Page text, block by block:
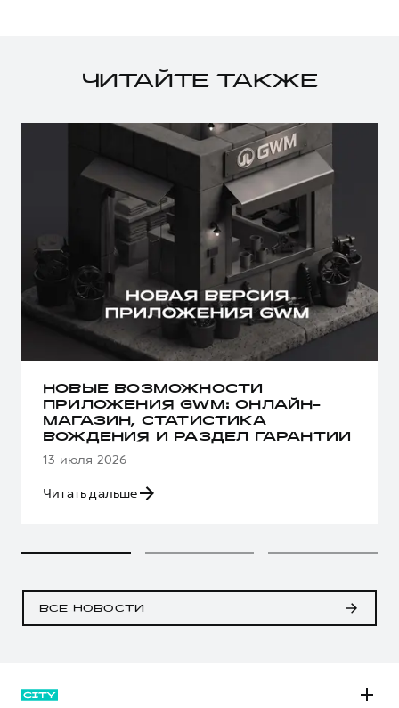
ЧИТАЙТЕ ТАКЖЕ
НОВЫЕ ВОЗМОЖНОСТИ
ПРИЛОЖЕНИЯ GWM: ОНЛАЙН-
МАГАЗИН, СТАТИСТИКА
ВОЖДЕНИЯ И РАЗДЕЛ ГАРАНТИИ
13 июля 2026
Читать дальше
ВСЕ НОВОСТИ